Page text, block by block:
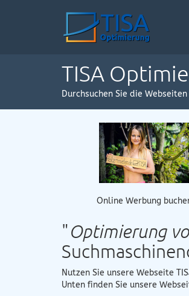
TISA
Durchsuchen Sie die
Online Werbung
"Optimierung
Nutzen Sie unsere Webseite
Unten finden Sie unsere